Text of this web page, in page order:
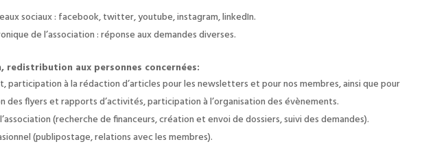
sociaux : facebook, twitter, youtube, instagram, linkedIn.
de l’association : réponse aux demandes diverses.
redistribution aux personnes concernées:
participation à la rédaction d’articles pour les newsletters et pour nos membres, ainsi que pour
des flyers et rapports d’activités, participation à l’organisation des évènements.
(recherche de financeurs, création et envoi de dossiers, suivi des demandes).
(publipostage, relations avec les membres).